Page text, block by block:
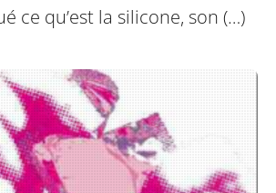
ce qu’est la silicone, son (…)